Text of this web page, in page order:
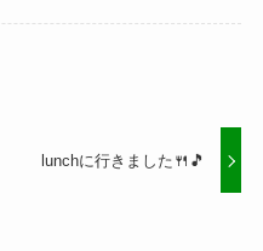
lunchに行きました🍴🎵